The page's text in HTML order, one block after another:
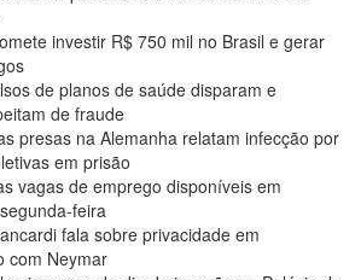
investir R$ 750 mil no Brasil e gerar
de planos de saúde disparam e
de fraude
presas na Alemanha relatam infecção por
em prisão
vagas de emprego disponíveis em
feira
fala sobre privacidade em
com Neymar